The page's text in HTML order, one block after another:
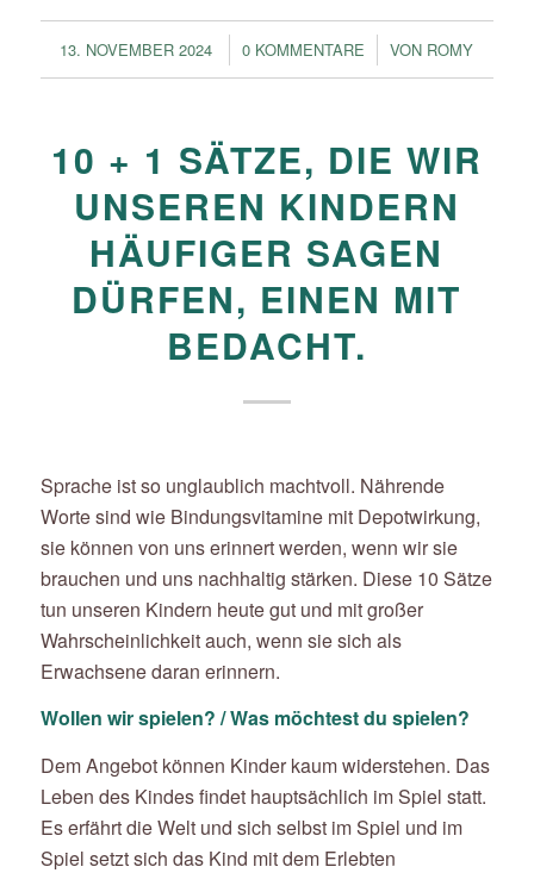
13. NOVEMBER 2024
/ 0 KOMMENTARE
/ VON ROMY
10 + 1 SÄTZE, DIE WIR
UNSEREN KINDERN
HÄUFIGER SAGEN
DÜRFEN, EINEN MIT
BEDACHT.
Sprache ist so unglaublich machtvoll. Nährende
Worte sind wie Bindungsvitamine mit Depotwirkung,
sie können von uns erinnert werden, wenn wir sie
brauchen und uns nachhaltig stärken. Diese 10 Sätze
tun unseren Kindern heute gut und mit großer
Wahrscheinlichkeit auch, wenn sie sich als
Erwachsene daran erinnern.
Wollen wir spielen? / Was möchtest du spielen?
Dem Angebot können Kinder kaum widerstehen. Das
Leben des Kindes findet hauptsächlich im Spiel statt.
Es erfährt die Welt und sich selbst im Spiel und im
Spiel setzt sich das Kind mit dem Erlebten